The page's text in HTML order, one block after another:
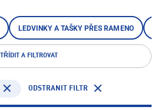
LEDVINKY A TAŠKY PŘES RAMENO
TŘÍDIT A FILTROVAT
ODSTRANIT FILTR